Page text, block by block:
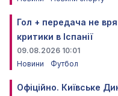
Гол + передача не
критики в Іспанії
09.08.2026 10:01
Новини
Футбол
Офіційно. Київське